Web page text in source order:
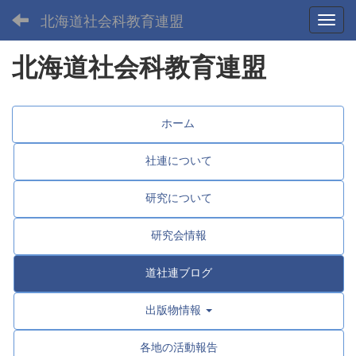
北海道社会科教育連盟
北海道社会科教育連盟
ホーム
社連について
研究について
研究会情報
道社連ブログ
出版物情報
各地の活動報告